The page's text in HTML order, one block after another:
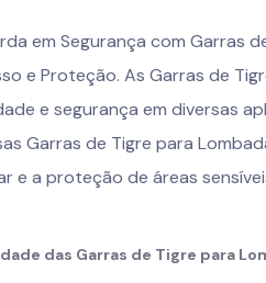
em Segurança com Garras
e Proteção. As Garras de
e segurança em diversas
Garras de Tigre para
e a proteção de áreas
das Garras de Tigre para